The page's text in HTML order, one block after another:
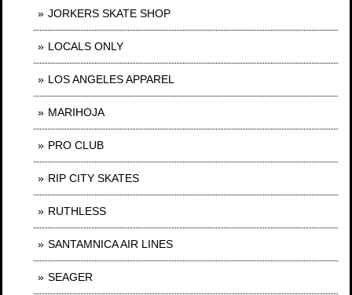
JORKERS SKATE SHOP
LOCALS ONLY
LOS ANGELES APPAREL
MARIHOJA
PRO CLUB
RIP CITY SKATES
RUTHLESS
SANTAMNICA AIR LINES
SEAGER